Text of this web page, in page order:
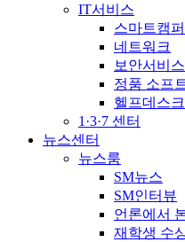
IT서비스
스마트캠
네트워크
보안서비스
정품 소프
헬프데스크
1·3·7 센터
뉴스센터
뉴스룸
SM뉴스
SM인터뷰
언론에서
재학생 수